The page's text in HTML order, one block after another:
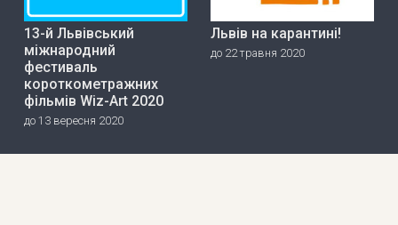
13-й Львівський
міжнародний
фестиваль
короткометражних
фільмів Wiz-Art 2020
до 13 вересня 2020
Львів на карантині!
до 22 травня 2020